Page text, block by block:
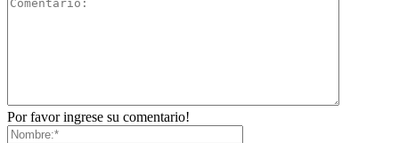
Por favor ingrese su comentario!